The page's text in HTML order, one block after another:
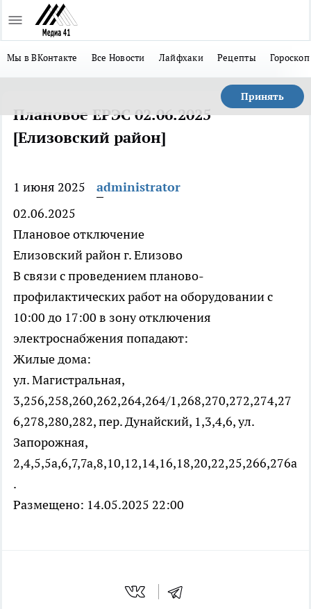
Мы в ВКонтакте Все Новости Лайфхаки Рецепты Гороскоп
Принять
Плановое ЕРЭС 02.06.2025
[Елизовский район]
1 июня 2025
administrator
02.06.2025
Плановое отключение
Елизовский район г. Елизово
В связи с проведением планово-
профилактических работ на оборудовании с
10:00 до 17:00 в зону отключения
электроснабжения попадают:
Жилые дома:
ул. Магистральная,
3,256,258,260,262,264,264/1,268,270,272,274,27
6,278,280,282, пер. Дунайский, 1,3,4,6, ул.
Запорожная,
2,4,5,5а,6,7,7а,8,10,12,14,16,18,20,22,25,266,276а
.
Размещено: 14.05.2025 22:00